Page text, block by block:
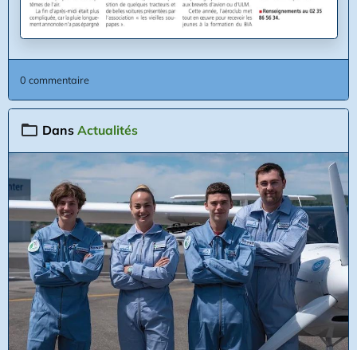
0 commentaire
Dans Actualités